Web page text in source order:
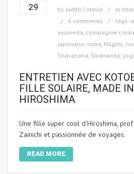
29 byJudith Cotelle in
6 comments
tags:
ayurveda, compagnie
japonaise, nidra, Nilgiris,
Shavasana, Sivananda,
ENTRETIEN AVEC
FILLE SOLAIRE, MADE IN
HIROSHIMA
Une fille super cool d'Hiroshima,
Zainichi et passionnée de voyages.
READ MORE